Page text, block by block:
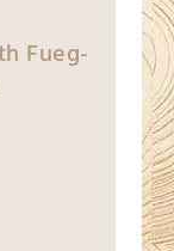
Fueg-